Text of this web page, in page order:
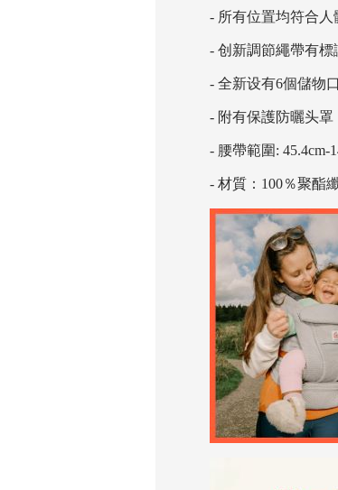
- 所有位置均符合
- 创新調節繩帶有
- 全新设有6個儲物
- 附有保護防曬头罩
- 腰帶範圍: 45.4cm-
- 材質：100％聚酯